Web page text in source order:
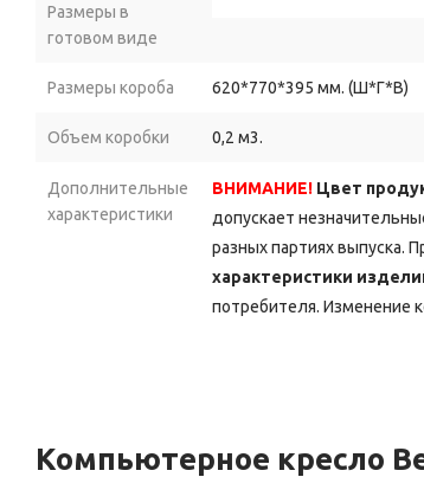
Размеры в
готовом виде
Размеры короба 620*770*395 мм. (Ш*Г*В)
Объем коробки 0,2 м3.
Дополнительные
характеристики
ВНИМАНИЕ! Цвет
допускает
разных партиях выпуска.
характеристики
потребителя. Изменение
Компьютерное кресло